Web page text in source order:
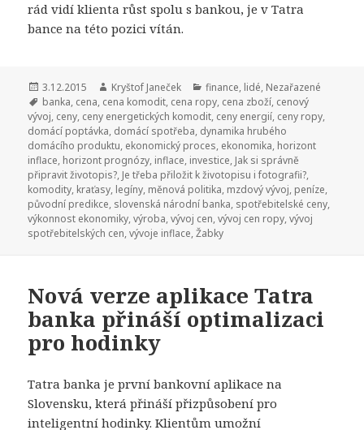
rád vidí klienta růst spolu s bankou, je v Tatra
bance na této pozici vítán.
Publikováno:
3.12.2015 Autor:
Kryštof Janeček Rubriky:
finance, lidé, Nezařazené
Štítky:
banka, cena, cena komodit, cena ropy, cena zboží, cenový
vývoj, ceny, ceny energetických komodit, ceny energií, ceny ropy,
domácí poptávka, domácí spotřeba, dynamika hrubého
domácího produktu, ekonomický proces, ekonomika, horizont
inflace, horizont prognózy, inflace, investice, Jak si správně
připravit životopis?, Je třeba přiložit k životopisu i fotografii?,
komodity, kraťasy, legíny, měnová politika, mzdový vývoj, peníze,
původní predikce, slovenská národní banka, spotřebitelské ceny,
výkonnost ekonomiky,výroba,vývoj cen,vývoj cen ropy,vývoj
spotřebitelských cen,vývoje inflace,Žabky
Nová verze aplikace Tatra
banka přináší optimalizaci
pro hodinky
Tatra banka je první bankovní aplikace na
Slovensku, která přináší přizpůsobení pro
inteligentní hodinky. Klientům umožní